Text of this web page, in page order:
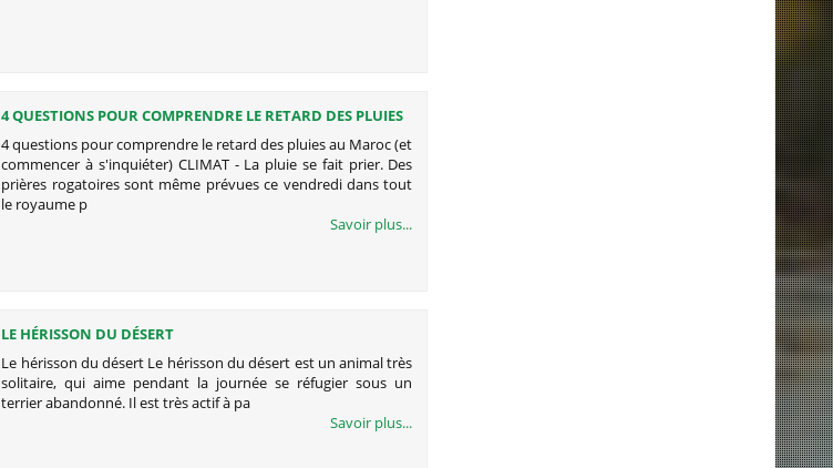
4 QUESTIONS POUR COMPRENDRE LE RETARD DES PLUIES
AU MAROC (ET COMMENCER À S'INQUIÉTER)
4 questions pour comprendre le retard des pluies au Maroc (et
commencer à s'inquiéter) CLIMAT - La pluie se fait prier. Des
prières rogatoires sont même prévues ce vendredi dans tout
le royaume p
Savoir plus...
LE HÉRISSON DU DÉSERT
Le hérisson du désert Le hérisson du désert est un animal très
solitaire, qui aime pendant la journée se réfugier sous un
terrier abandonné. Il est très actif à pa
Savoir plus...